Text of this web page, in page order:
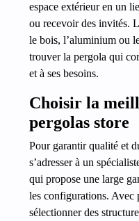
espace extérieur en un
ou recevoir des invités.
le bois, l’aluminium ou
trouver la pergola qui
et à ses besoins.
Choisir la
pergolas store
Pour garantir qualité et
s’adresser à un
qui propose une large
les configurations. Avec
sélectionner des